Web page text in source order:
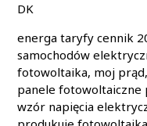
DK
energa taryfy cennik
samochodów
fotowoltaika, moj
panele fotowoltaiczne
wzór napięcia